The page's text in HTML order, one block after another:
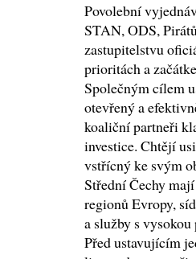
Povolební
STAN, ODS,
zastupitelstvu
prioritách a
Společným cílem
otevřený a
koaliční partneři
investice. Chtějí
vstřícný ke svým
Střední Čechy
regionů Evropy,
a služby s
Před ustavujícím